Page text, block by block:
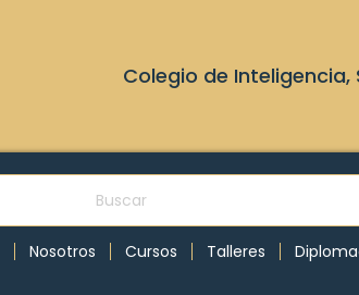
Colegio de Inteligencia,
Nosotros Cursos Talleres